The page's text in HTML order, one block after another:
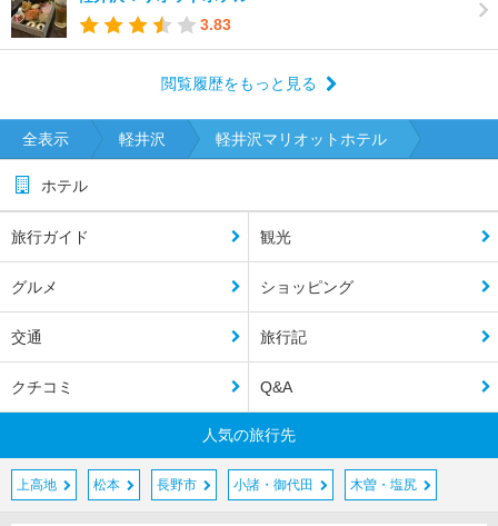
3.83
閲覧履歴をもっと見る
全表示 軽井沢 軽井沢マリオットホテル
ホテル
旅行ガイド 観光
グルメ ショッピング
交通 旅行記
クチコミ Q&A
人気の旅行先
上高地 松本 長野市 小諸・御代田 木曽・塩尻